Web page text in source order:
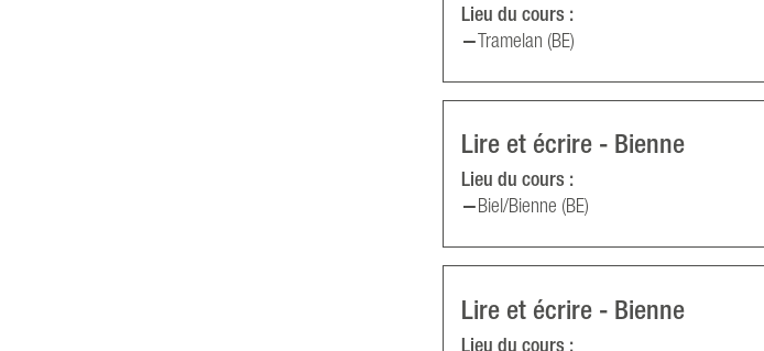
Lieu du cours :
Tramelan (BE)
Lire et écrire - Bienne
Lieu du cours :
Biel/Bienne (BE)
Lire et écrire - Bienne
Lieu du cours :